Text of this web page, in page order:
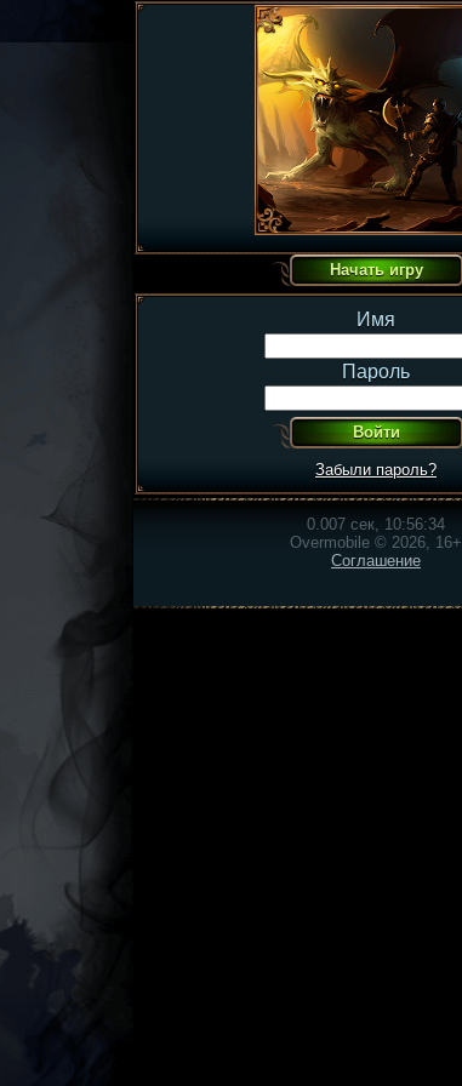
Имя
Пароль
Забыли пароль?
0.007 сек, 10:56:34
Overmobile © 2026, 16+
Соглашение